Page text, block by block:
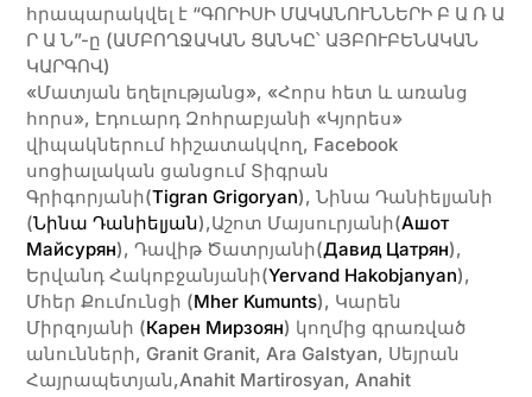
հրապարակվել է “ԳՈՐԻՍԻ ՄԱԿԱՆՈՒՆՆԵՐԻ Բ Ա Ռ Ա
Ր Ա Ն”-ը (ԱՄԲՈՂՋԱԿԱՆ ՑԱՆԿԸ՝ ԱՅԲՈՒԲԵՆԱԿԱՆ
ԿԱՐԳՈՎ)
«Մատյան եղելությանց», «Հորս հետ և առանց
հորս», Էդուարդ Զոհրաբյանի «Կյորես»
վիպակներում հիշատակվող, Facebook
սոցիալական ցանցում Տիգրան
Գրիգորյանի(Tigran Grigoryan), Նինա Դանիելյանի
(Նինա Դանիելյան),Աշոտ Մայսուրյանի(Ашот
Майсурян), Դավիթ Ծատրյանի(Давид Цатрян),
Երվանդ Հակոբջանյանի(Yervand Hakobjanyan),
Մհեր Քումունցի (Mher Kumunts), Կարեն
Միրզոյանի (Карен Мирзоян) կողմից գրառված
անունների, Granit Granit, Ara Galstyan, Սեյրան
Հայրապետյան,Anahit Martirosyan, Anahit